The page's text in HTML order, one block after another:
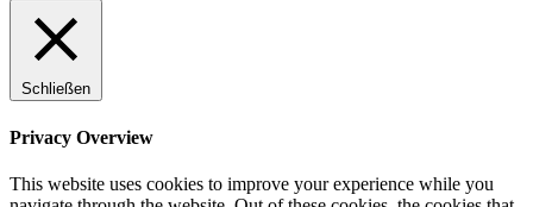
Schließen
Privacy Overview
This website uses cookies to improve your experience while you